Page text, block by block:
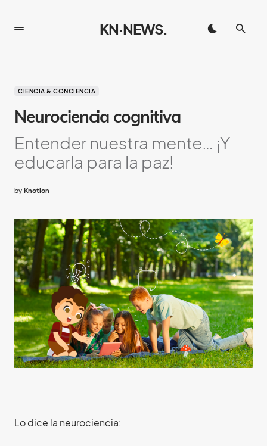
KN·NEWS.
CIENCIA & CONCIENCIA
Neurociencia cognitiva
Entender nuestra mente… ¡Y
educarla para la paz!
by Knotion
Lo dice la neurociencia: